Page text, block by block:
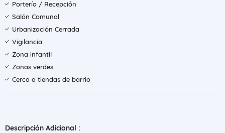
Portería / Recepción
Salón Comunal
Urbanización Cerrada
Vigilancia
Zona infantil
Zonas verdes
Cerca a tiendas de barrio
Descripción Adicional :